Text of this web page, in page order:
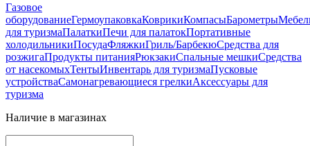
Газовое
оборудованиеГермоупаковкаКоврикиКомпасыБарометры
для туризмаПалаткиПечи для палатокПортативные
холодильникиПосудаФляжкиГриль/БарбекюСредства для
розжигаПродукты питанияРюкзакиСпальные мешкиСредства
от насекомыхТентыИнвентарь для туризмаПусковые
устройстваСамонагревающиеся грелкиАксессуары для
туризма
Наличие в магазинах